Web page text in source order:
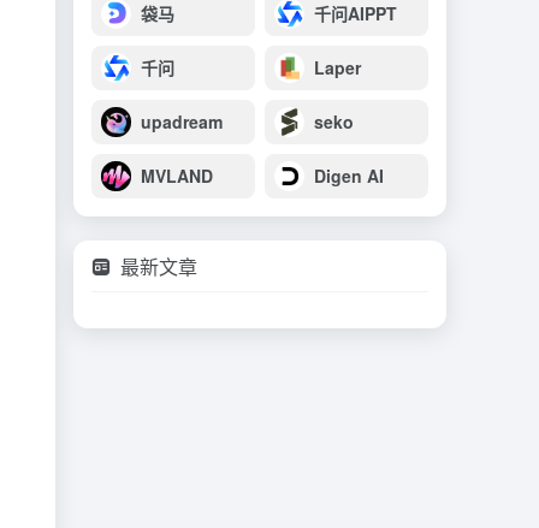
袋马 千问AIPPT
千问 Laper
upadream seko
MVLAND Digen AI
最新文章